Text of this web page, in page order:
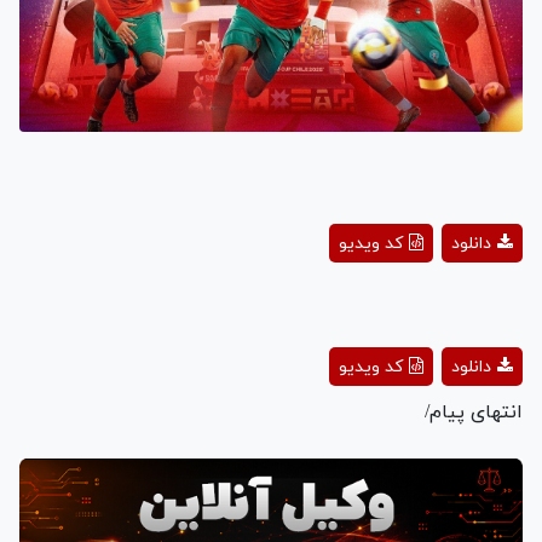
Playکد ویدیو دانلود
Playکد ویدیو دانلود
انتهای پیام/